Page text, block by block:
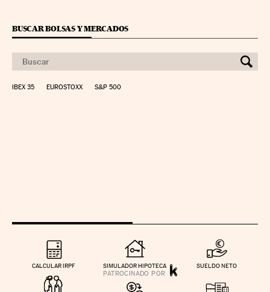
BUSCAR BOLSAS Y MERCADOS
IBEX 35 EUROSTOXX S&P 500
CALCULAR IRPF SIMULADOR HIPOTECA SUELDO NETO